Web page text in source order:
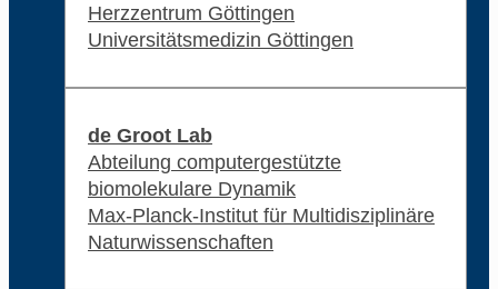
Herzzentrum Göttingen
Universitätsmedizin Göttingen
de Groot Lab
Abteilung computergestützte
biomolekulare Dynamik
Max-Planck-Institut für Multidisziplinäre
Naturwissenschaften